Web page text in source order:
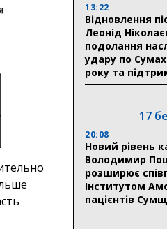
13:22
Відновлення
Леонід
подолання
удару по Сумах
року та
17
20:08
Новий рівень
Володимир
розширює
Інститутом
пацієнтів